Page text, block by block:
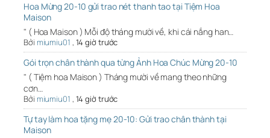
Hoa Mừng 20-10 gửi trao nét thanh tao tại Tiệm Hoa
Maison
" ( Hoa Maison ) Mỗi độ tháng mười về, khi cái nắng han…
Bởi miumiu01 , 14 giờ trước
Gói trọn chân thành qua từng Ảnh Hoa Chúc Mừng 20-10
" ( Tiệm hoa Maison ) Tháng mười về mang theo những
cơn…
Bởi miumiu01 , 14 giờ trước
Tự tay làm hoa tặng mẹ 20-10: Gửi trao chân thành tại
Maison